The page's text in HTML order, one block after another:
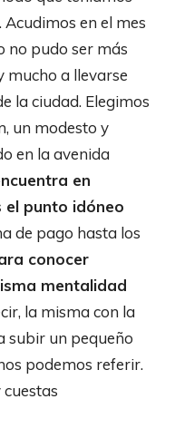
en el mes
no pudo ser más
mucho a llevarse
la ciudad. Elegimos
un modesto y
en la avenida
en
el punto idóneo
de pago hasta los
conocer
mentalidad
la misma con la
subir un pequeño
podemos referir.
cuestas